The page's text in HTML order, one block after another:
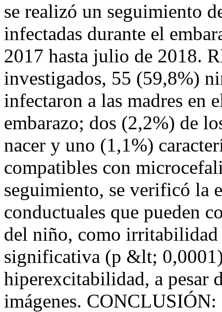
se realizó un seguimiento
infectadas durante el
2017 hasta julio de 2018.
investigados, 55 (59,8%)
infectaron a las madres en
embarazo; dos (2,2%) de
nacer y uno (1,1%)
compatibles con
seguimiento, se verificó la
conductuales que pueden
del niño, como
significativa (p &lt;
hiperexcitabilidad, a pesar
imágenes. CONCLUSIÓN: